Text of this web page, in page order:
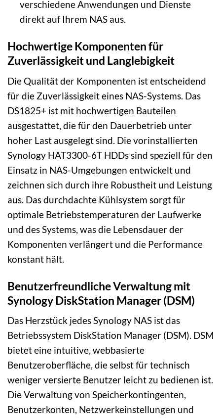
verschiedene Anwendungen und Dienste
direkt auf Ihrem NAS aus.
Hochwertige Komponenten für
Zuverlässigkeit und Langlebigkeit
Die Qualität der Komponenten ist entscheidend
für die Zuverlässigkeit eines NAS-Systems. Das
DS1825+ ist mit hochwertigen Bauteilen
ausgestattet, die für den Dauerbetrieb unter
hoher Last ausgelegt sind. Die vorinstallierten
Synology HAT3300-6T HDDs sind speziell für den
Einsatz in NAS-Umgebungen entwickelt und
zeichnen sich durch ihre Robustheit und Leistung
aus. Das durchdachte Kühlsystem sorgt für
optimale Betriebstemperaturen der Laufwerke
und des Systems, was die Lebensdauer der
Komponenten verlängert und die Performance
konstant hält.
Benutzerfreundliche Verwaltung mit
Synology DiskStation Manager (DSM)
Das Herzstück jedes Synology NAS ist das
Betriebssystem DiskStation Manager (DSM). DSM
bietet eine intuitive, webbasierte
Benutzeroberfläche, die selbst für technisch
weniger versierte Benutzer leicht zu bedienen ist.
Die Verwaltung von Speicherkontingenten,
Benutzerkonten, Netzwerkeinstellungen und